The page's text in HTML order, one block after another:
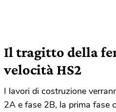
Il tragitto della
velocità HS2
I lavori di costruzione
2A e fase 2B, la prima fase